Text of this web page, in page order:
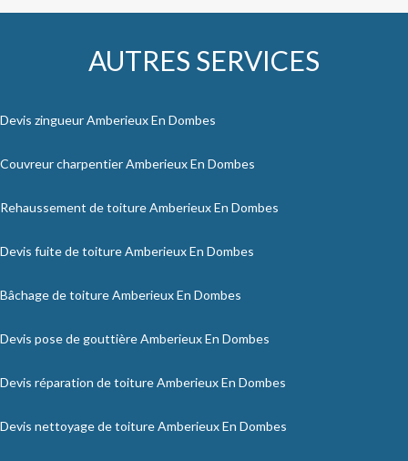
AUTRES SERVICES
Devis zingueur Amberieux En Dombes
Couvreur charpentier Amberieux En Dombes
Rehaussement de toiture Amberieux En Dombes
Devis fuite de toiture Amberieux En Dombes
Bâchage de toiture Amberieux En Dombes
Devis pose de gouttière Amberieux En Dombes
Devis réparation de toiture Amberieux En Dombes
Devis nettoyage de toiture Amberieux En Dombes